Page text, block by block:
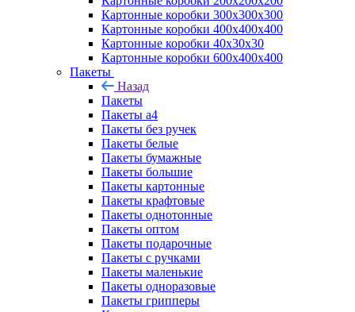
Картонные коробки 300x300x300
Картонные коробки 400x400x400
Картонные коробки 40x30x30
Картонные коробки 600x400x400
Пакеты
Назад
Пакеты
Пакеты а4
Пакеты без ручек
Пакеты белые
Пакеты бумажные
Пакеты большие
Пакеты картонные
Пакеты крафтовые
Пакеты однотонные
Пакеты оптом
Пакеты подарочные
Пакеты с ручками
Пакеты маленькие
Пакеты одноразовые
Пакеты грипперы